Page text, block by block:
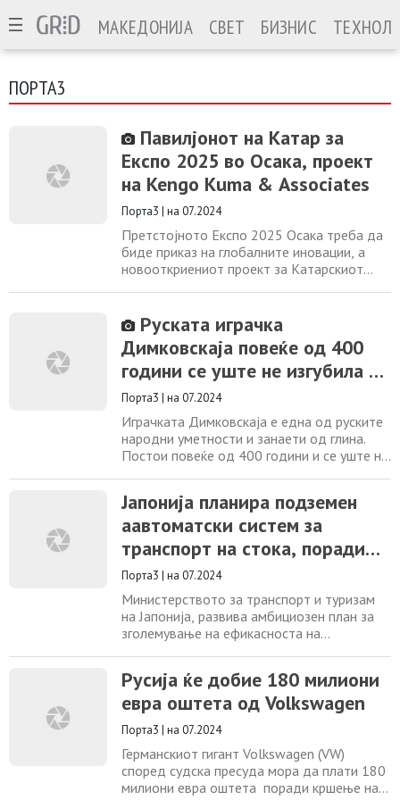
МАКЕДОНИЈА СВЕТ БИЗНИС
ПОРТА3
Павилјонот на Катар за
Експо 2025 во Осака, проект
на Kengo Kuma & Associates
Порта3 | на 07.2024
Претстојното Експо 2025 Осака треба да
биде приказ на глобалните иновации, а
новооткриениот проект за Катарскиот
посетителите ги очекува. Проектиран во
соработка со Qatar Museums, павилјонот
ќе биде домаќин на изложба на
напредокот на Катар, а сето тоа во рамки
Руската играчка
Димковскаја повеќе од 400
години се уште не изгубила од
својата популарност
Порта3 | на 07.2024
Играчката Димковскаја е една од руските
народни уметности и занаети од глина.
Постои повеќе од 400 години и се уште не
дел од градот Киров. Појавата на
играчката е поврзана со пролетниот
настанала меѓу женските жители од
населбата
Јапонија планира подземен
аавтоматски систем за
транспорт на стока, поради
недостаток на работна сила
Порта3 | на 07.2024
Министерството за транспорт и туризам
на Јапонија, развива амбициозен план за
зголемување на ефикасноста на
со недостаток на работна сила. Планот
подразбира изградба на целосно
автоматизиран подземен транспортен
систем со должина од речиси 500km, кој
ќе ги поврзува Токио
Русија ќе добие 180 милиони
евра оштета од Volkswagen
Порта3 | на 07.2024
Германскиот гигант Volkswagen (VW)
според судска пресуда мора да плати 180
милиони евра оштета поради кршење на